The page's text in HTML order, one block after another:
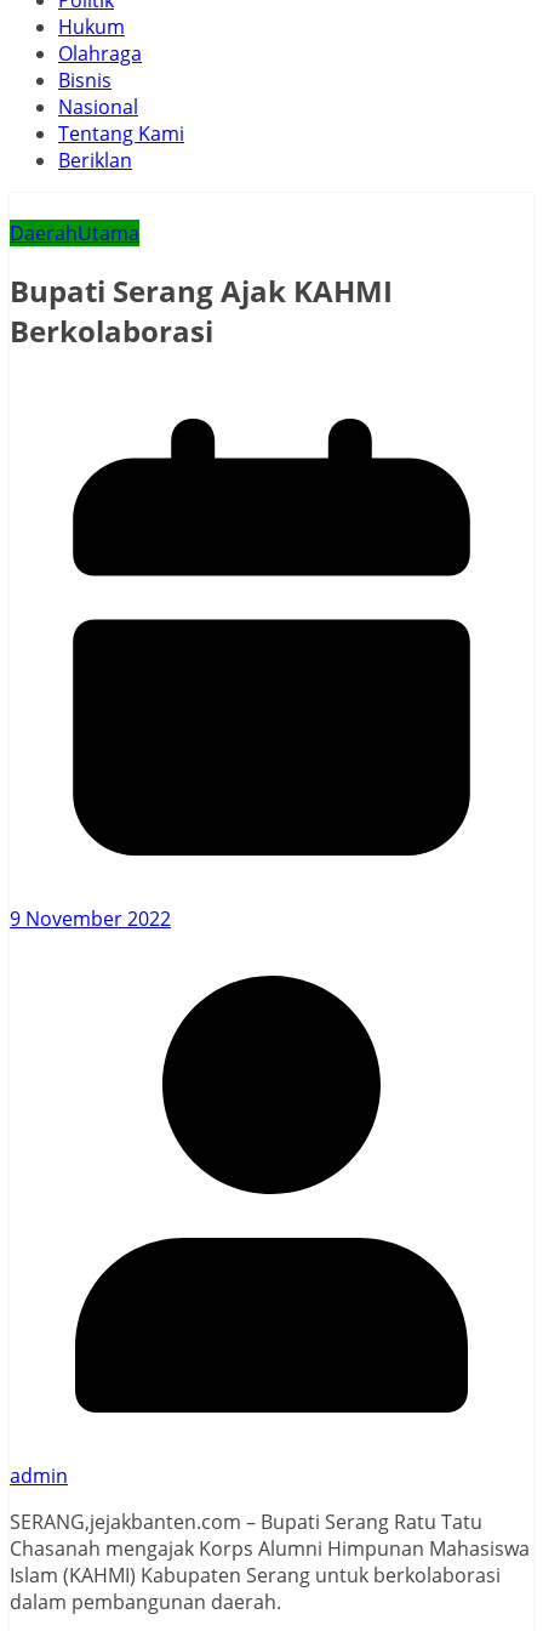
Hukum
Olahraga
Bisnis
Nasional
Tentang Kami
Beriklan
DaerahUtama
Bupati Serang Ajak KAHMI
Berkolaborasi
9 November 2022
admin
SERANG,jejakbanten.com – Bupati Serang Ratu Tatu
Chasanah mengajak Korps Alumni Himpunan Mahasiswa
Islam (KAHMI) Kabupaten Serang untuk berkolaborasi
dalam pembangunan daerah.